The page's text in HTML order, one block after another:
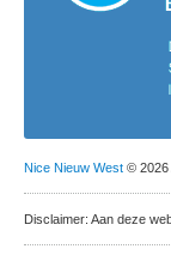
Nice Nieuw West © 2026
Disclaimer: Aan deze